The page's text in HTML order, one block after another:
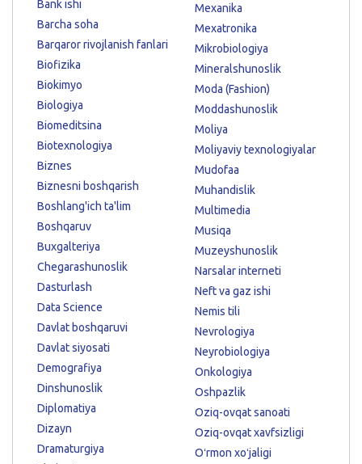
Bank ishi
Barcha soha
Barqaror rivojlanish fanlari
Biofizika
Biokimyo
Biologiya
Biomeditsina
Biotexnologiya
Biznes
Biznesni boshqarish
Boshlang'ich ta'lim
Boshqaruv
Buxgalteriya
Chegarashunoslik
Dasturlash
Data Science
Davlat boshqaruvi
Davlat siyosati
Demografiya
Dinshunoslik
Diplomatiya
Dizayn
Dramaturgiya
Mexanika
Mexatronika
Mikrobiologiya
Mineralshunoslik
Moda (Fashion)
Moddashunoslik
Moliya
Moliyaviy texnologiyalar
Mudofaa
Muhandislik
Multimedia
Musiqa
Muzeyshunoslik
Narsalar interneti
Neft va gaz ishi
Nemis tili
Nevrologiya
Neyrobiologiya
Onkologiya
Oshpazlik
Oziq-ovqat sanoati
Oziq-ovqat xavfsizligi
Oʻrmon xoʻjaligi